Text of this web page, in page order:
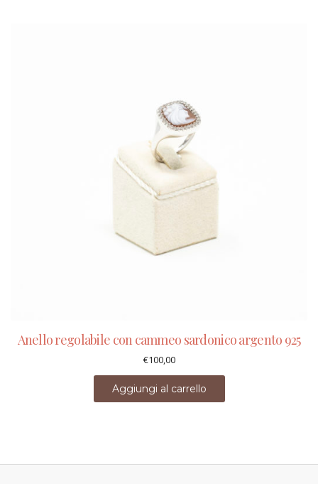
Anello regolabile con cammeo sardonico argento 925
€100,00
Aggiungi al carrello